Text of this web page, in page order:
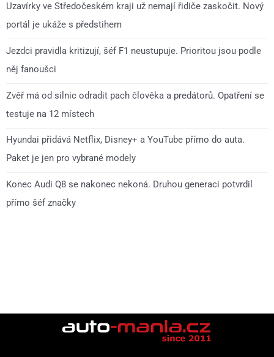
Uzavírky ve Středočeském kraji už nemají řidiče zaskočit. Nový
portál je ukáže s předstihem
Jezdci pravidla kritizují, šéf F1 neustupuje. Prioritou jsou podle
něj fanoušci
Zvěř má od silnic odradit pach člověka a predátorů. Opatření se
testuje na 12 místech
Hyundai přidává Netflix, Disney+ a YouTube přímo do auta.
Paket je jen pro vybrané modely
Konec Audi Q8 se nakonec nekoná. Druhou generaci potvrdil
přímo šéf značky